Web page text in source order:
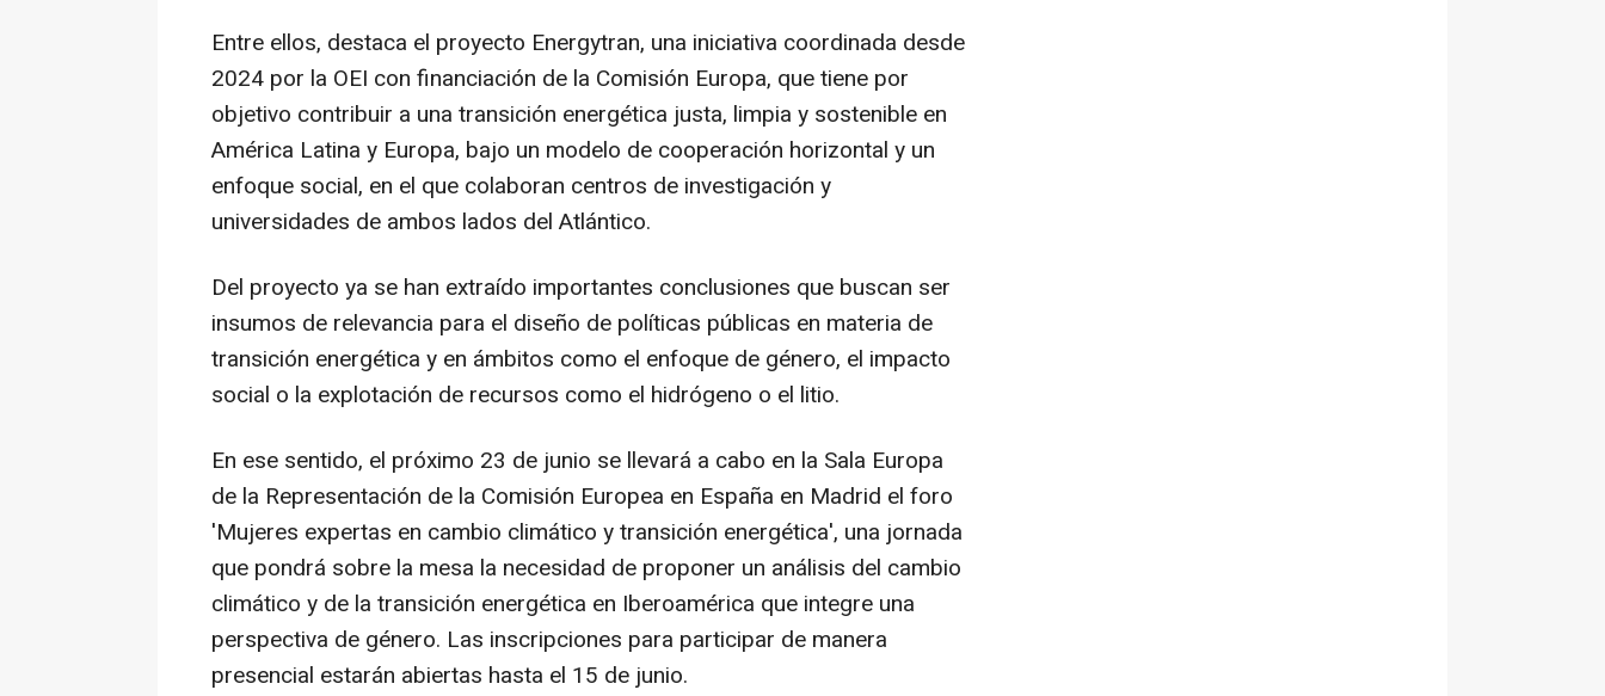
Entre ellos, destaca el proyecto Energytran, una iniciativa coordinada desde
2024 por la OEI con financiación de la Comisión Europa, que tiene por
objetivo contribuir a una transición energética justa, limpia y sostenible en
América Latina y Europa, bajo un modelo de cooperación horizontal y un
enfoque social, en el que colaboran centros de investigación y
universidades de ambos lados del Atlántico.
Del proyecto ya se han extraído importantes conclusiones que buscan ser
insumos de relevancia para el diseño de políticas públicas en materia de
transición energética y en ámbitos como el enfoque de género, el impacto
social o la explotación de recursos como el hidrógeno o el litio.
En ese sentido, el próximo 23 de junio se llevará a cabo en la Sala Europa
de la Representación de la Comisión Europea en España en Madrid el foro
'Mujeres expertas en cambio climático y transición energética', una jornada
que pondrá sobre la mesa la necesidad de proponer un análisis del cambio
climático y de la transición energética en Iberoamérica que integre una
perspectiva de género. Las inscripciones para participar de manera
presencial estarán abiertas hasta el 15 de junio.